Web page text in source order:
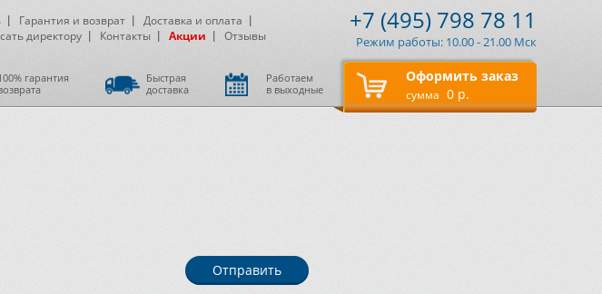
Оформить заказ
сумма 0 р.
Гарантия и возврат
Доставка и оплата
директору Контакты Акции Отзывы
+7 (495) 798 78 11
Режим работы: 10.00 - 21.00 Мск
гарантия
Быстрая
доставка
Работаем
в выходные
Отправить